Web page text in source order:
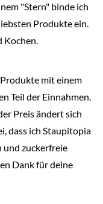
"Stern" binde ich
Produkte ein.
Kochen.
mit einem
Teil der Einnahmen.
Preis ändert sich
dass ich Staupitopia
und zuckerfreie
Dank für deine